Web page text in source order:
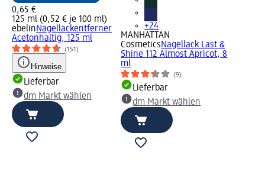
0,65 €
125 ml (0,52 € je 100 ml)
ebelinNagellackentferner
Acetonhaltig, 125 ml
(151)
Hinweise
Lieferbar
dm Markt wählen
+24
MANHATTAN
CosmeticsNagellack Last &
Shine 112 Almost Apricot, 8
ml
(9)
Lieferbar
dm Markt wählen